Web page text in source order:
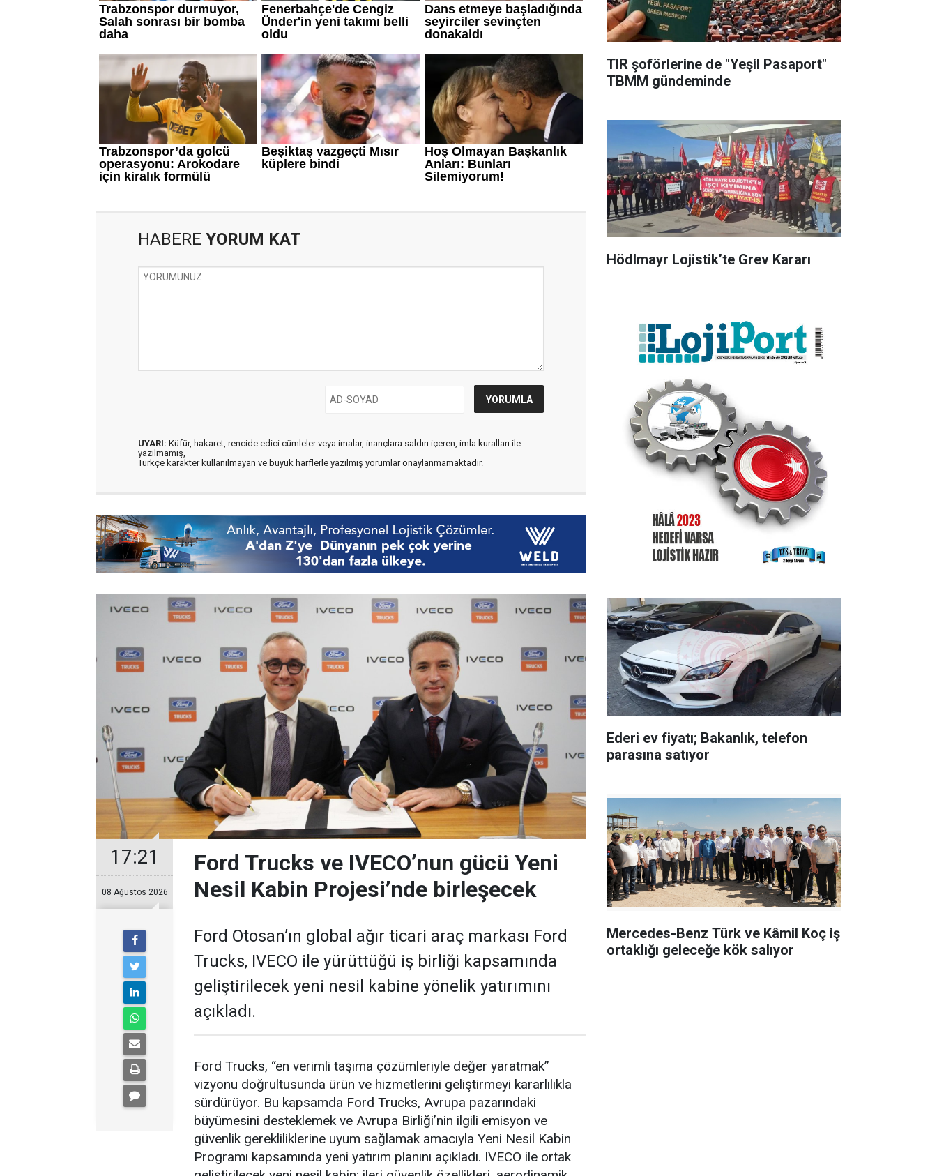
HABERE YORUM KAT
UYARI: Küfür, hakaret, rencide edici cümleler veya imalar, inançlara saldırı içeren, imla kuralları ile
yazılmamış,
Türkçe karakter kullanılmayan ve büyük harflerle yazılmış yorumlar onaylanmamaktadır.
17:21
08 Ağustos 2026
Ford Trucks ve IVECO’nun gücü Yeni
Nesil Kabin Projesi’nde birleşecek
Ford Otosan’ın global ağır ticari araç markası Ford
Trucks, IVECO ile yürüttüğü iş birliği kapsamında
geliştirilecek yeni nesil kabine yönelik yatırımını
açıkladı.
Ford Trucks, “en verimli taşıma çözümleriyle değer yaratmak”
vizyonu doğrultusunda ürün ve hizmetlerini geliştirmeyi kararlılıkla
sürdürüyor. Bu kapsamda Ford Trucks, Avrupa pazarındaki
büyümesini desteklemek ve Avrupa Birliği’nin ilgili emisyon ve
güvenlik gerekliliklerine uyum sağlamak amacıyla Yeni Nesil Kabin
Programı kapsamında yeni yatırım planını açıkladı. IVECO ile ortak
TIR şoförlerine de "Yeşil Pasaport"
TBMM gündeminde
Hödlmayr Lojistik’te Grev Kararı
Ederi ev fiyatı; Bakanlık, telefon
parasına satıyor
Mercedes-Benz Türk ve Kâmil Koç iş
ortaklığı geleceğe kök salıyor